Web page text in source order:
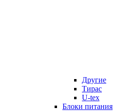
Другие
Тирас
U-tex
Блоки питания